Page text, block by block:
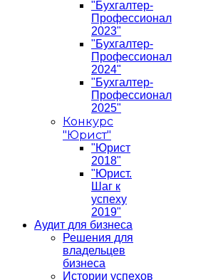
"Бухгалтер-
Профессионал
2023"
"Бухгалтер-
Профессионал
2024"
"Бухгалтер-
Профессионал
2025"
Конкурс
"Юрист"
"Юрист
2018"
"Юрист.
Шаг к
успеху
2019"
Аудит для бизнеса
Решения для
владельцев
бизнеса
Истории успехов